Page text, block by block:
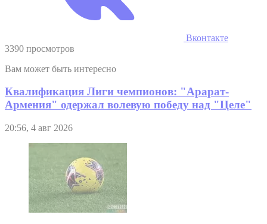
Вконтакте
3390 просмотров
Вам может быть интересно
Квалификация Лиги чемпионов: "Арарат-
Армения" одержал волевую победу над "Целе"
20:56, 4 авг 2026